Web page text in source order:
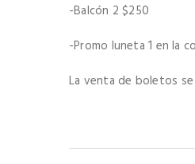
-Balcón 2 $250
-Promo luneta 1 en la
La venta de boletos